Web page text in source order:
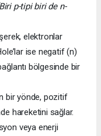
p-tipi biri de n-
elektronlar
ise negatif (n)
bölgesinde bir
bir yönde, pozitif
hareketini sağlar.
veya enerji